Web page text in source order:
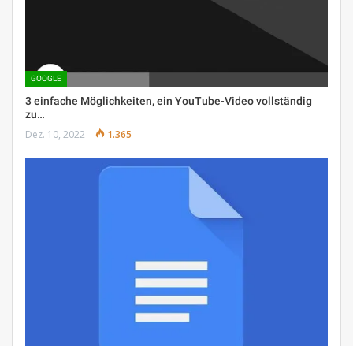
GOOGLE
3 einfache Möglichkeiten, ein YouTube-Video vollständig
zu…
Dez. 10, 2022 1.365